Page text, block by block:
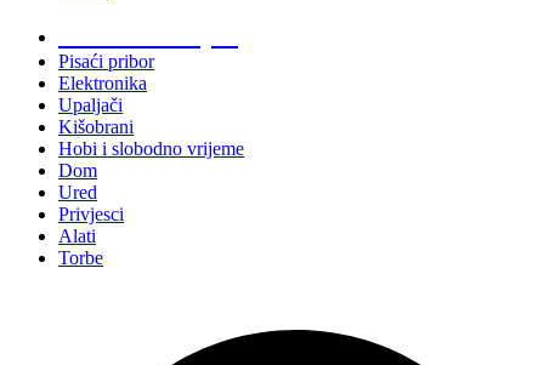
Pisaći pribor
Elektronika
Upaljači
Kišobrani
Hobi i slobodno vrijeme
Dom
Ured
Privjesci
Alati
Torbe